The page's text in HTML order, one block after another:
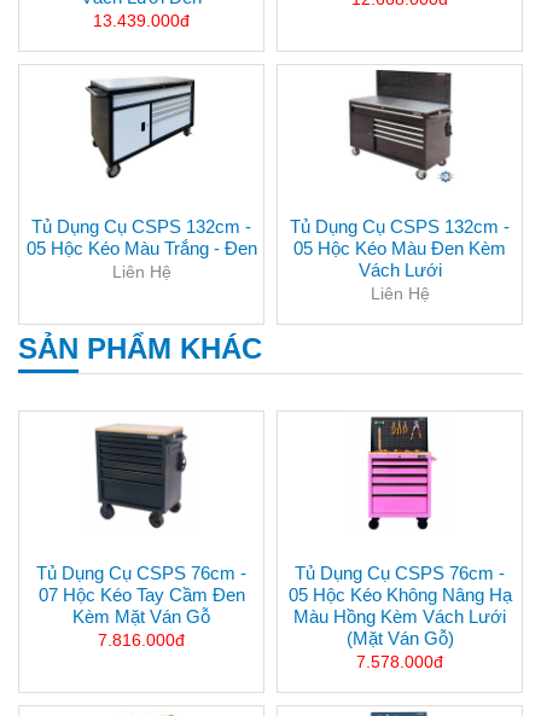
13.439.000đ
Tủ Dụng Cụ CSPS 132cm -
05 Hộc Kéo Màu Trắng - Đen
Liên Hệ
Tủ Dụng Cụ CSPS 132cm -
05 Hộc Kéo Màu Đen Kèm
Vách Lưới
Liên Hệ
SẢN PHẨM KHÁC
Tủ Dụng Cụ CSPS 76cm -
07 Hộc Kéo Tay Cầm Đen
Kèm Mặt Ván Gỗ
7.816.000đ
Tủ Dụng Cụ CSPS 76cm -
05 Hộc Kéo Không Nâng Hạ
Màu Hồng Kèm Vách Lưới
(mặt Ván Gỗ)
7.578.000đ